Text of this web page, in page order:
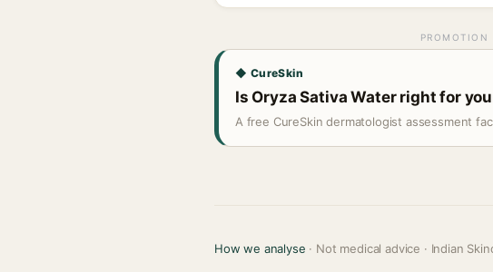
◆ CureSkin
Is Oryza Sativa Water right for
A free CureSkin dermatologist assessment
How we analyse · Not medical advice · Indian